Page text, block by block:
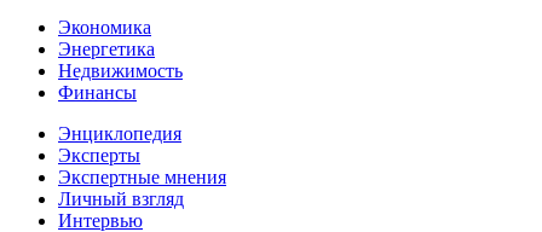
Экономика
Энергетика
Недвижимость
Финансы
Энциклопедия
Эксперты
Экспертные мнения
Личный взгляд
Интервью